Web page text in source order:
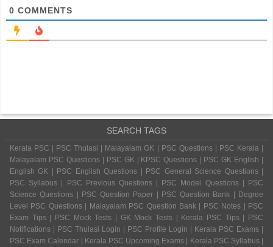
0 COMMENTS
SEARCH TAGS
Kerala PSC | PSC Thulasi | Malayalam GK | PSC Questions | PSC Kerala |
Malayalam PSC Questions | PSC GK | KPSC Questions | PSC GK English |
English GK | PSC English Questions | PSC General Science Questions |
PSC Syllabus | PSC Previous Questions | PSC Model Questions | PSC
Science Questions | PSC Question Paper | PSC Question Bank | Degree
Level PSC Questions | Malayalam PSC Question Bank | PSC Notes | PSC
Exam Tips | PSC Mock Tests | GK Mock Tests | Kerala PSC Tips | PSC
Notifications | PSC Thulasi Login | PSC Profile Login | Kerala PSC Exams |
PSC Exam Calendar | Kerala PSC Upcoming Exams | Kerala PSC Syllabus |